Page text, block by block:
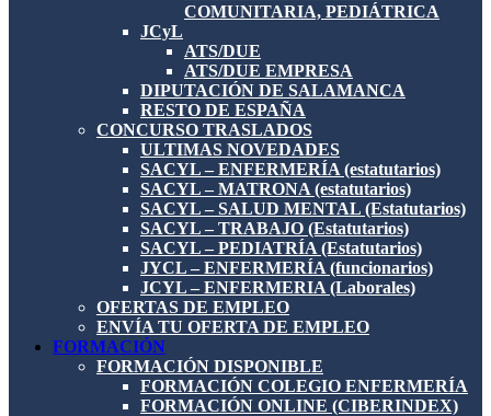
COMUNITARIA, PEDIÁTRICA
JCyL
ATS/DUE
ATS/DUE EMPRESA
DIPUTACIÓN DE SALAMANCA
RESTO DE ESPAÑA
CONCURSO TRASLADOS
ULTIMAS NOVEDADES
SACYL – ENFERMERÍA (estatutarios)
SACYL – MATRONA (estatutarios)
SACYL – SALUD MENTAL (Estatutarios)
SACYL – TRABAJO (Estatutarios)
SACYL – PEDIATRÍA (Estatutarios)
JYCL – ENFERMERÍA (funcionarios)
JCYL – ENFERMERIA (Laborales)
OFERTAS DE EMPLEO
ENVÍA TU OFERTA DE EMPLEO
FORMACIÓN
FORMACIÓN DISPONIBLE
FORMACIÓN COLEGIO ENFERMERÍA
FORMACIÓN ONLINE (CIBERINDEX)